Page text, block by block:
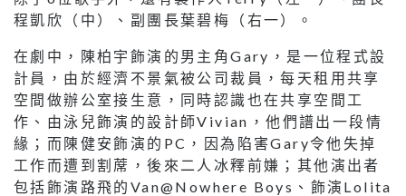
程凱欣（中）、副團長葉碧梅（右一）。
在劇中，陳柏宇飾演的男主角Gary，是一位程式設
計員，由於經濟不景氣被公司裁員，每天租用共享
空間做辦公室接生意，同時認識也在共享空間工
作、由泳兒飾演的設計師Vivian，他們譜出一段情
緣；而陳健安飾演的PC，因為陷害Gary令他失掉
工作而遭到割蓆，後來二人冰釋前嫌；其他演出者
包括飾演路飛的Van@Nowhere Boys、飾演Lolita